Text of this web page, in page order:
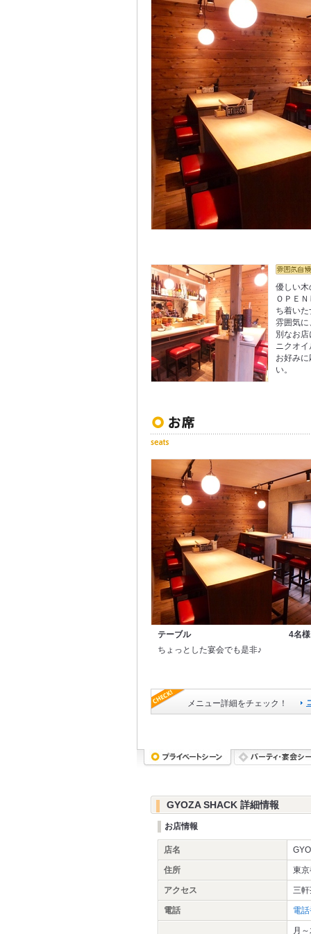
優しい木
ＯＰＥ
ち着い
雰囲気に
別なお
ニクオ
お好み
い。
テーブル
4名様
ちょっとした宴会でも是非♪
メニュー詳細をチェック！
GYOZA SHACK 詳細情報
お店情報
店名
住所 東京
アクセス 三
電話 電
月